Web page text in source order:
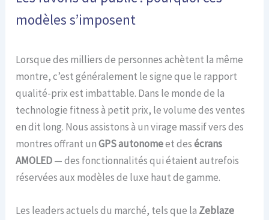
modèles s’imposent
Lorsque des milliers de personnes achètent la même
montre, c’est généralement le signe que le rapport
qualité-prix est imbattable. Dans le monde de la
technologie fitness à petit prix, le volume des ventes
en dit long. Nous assistons à un virage massif vers des
montres offrant unGPS autonomeet desécrans
AMOLED— des fonctionnalités qui étaient autrefois
réservées aux modèles de luxe haut de gamme.
Les leaders actuels du marché, tels que la Zeblaze